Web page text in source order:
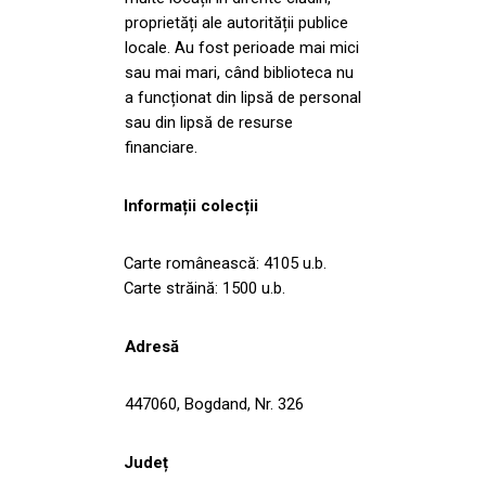
proprietăți ale autorității publice
locale. Au fost perioade mai mici
sau mai mari, când biblioteca nu
a funcționat din lipsă de personal
sau din lipsă de resurse
financiare.
Informații colecții
Carte românească: 4105 u.b.
Carte străină: 1500 u.b.
Adresă
447060, Bogdand, Nr. 326
Județ